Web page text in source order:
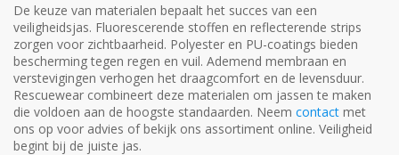
De keuze van materialen bepaalt het succes van een
veiligheidsjas. Fluorescerende stoffen en reflecterende strips
zorgen voor zichtbaarheid. Polyester en PU-coatings bieden
bescherming tegen regen en vuil. Ademend membraan en
verstevigingen verhogen het draagcomfort en de levensduur.
Rescuewear combineert deze materialen om jassen te maken
die voldoen aan de hoogste standaarden. Neem contact met
ons op voor advies of bekijk ons assortiment online. Veiligheid
begint bij de juiste jas.